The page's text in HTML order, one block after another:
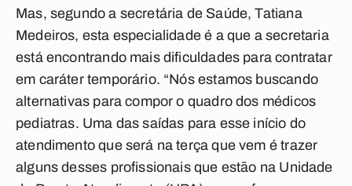
Mas, segundo a secretária de Saúde, Tatiana
Medeiros, esta especialidade é a que a secretaria
está encontrando mais dificuldades para contratar
em caráter temporário. “Nós estamos buscando
alternativas para compor o quadro dos médicos
pediatras. Uma das saídas para esse início do
atendimento que será na terça que vem é trazer
alguns desses profissionais que estão na Unidade